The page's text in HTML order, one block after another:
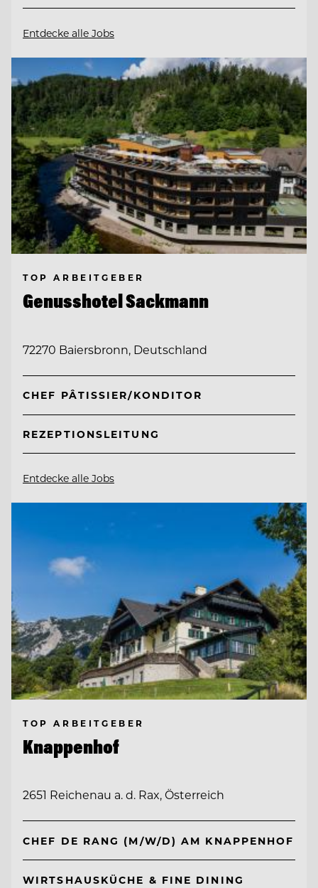
Entdecke alle Jobs
TOP ARBEITGEBER
Genusshotel Sackmann
72270 Baiersbronn, Deutschland
CHEF PÂTISSIER/KONDITOR
REZEPTIONSLEITUNG
Entdecke alle Jobs
TOP ARBEITGEBER
Knappenhof
2651 Reichenau a. d. Rax, Österreich
CHEF DE RANG (M/W/D) AM KNAPPENHOF
WIRTSHAUSKÜCHE & FINE DINING